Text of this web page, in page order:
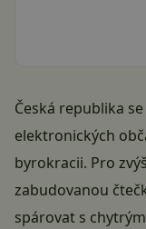
Česká republika
elektronických
byrokracii. Pro
zabudovanou
spárovat s